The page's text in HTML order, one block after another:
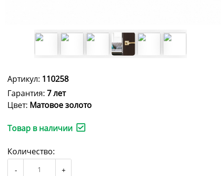
Артикул: 110258
Гарантия: 7 лет
Цвет: Матовое золото
Товар в наличии
Количество: